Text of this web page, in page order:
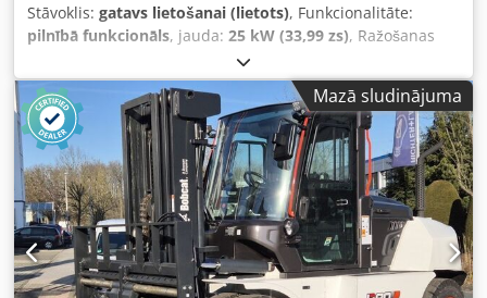
Stāvoklis: gatavs lietošanai (lietots), Funkcionalitāte:
pilnībā funkcionāls, jauda: 25 kW (33,99 zs), Ražošanas
, darbības stundas:
dzinēju, 29,5 ZS Cedpfsy Skqwsx Aipoha 5700 darba
stundas, ražošanas gads ap 1990 KaussMazā sludinājuma